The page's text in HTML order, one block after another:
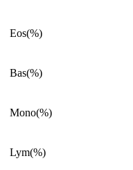
Eos(%)
Bas(%)
Mono(%)
Lym(%)